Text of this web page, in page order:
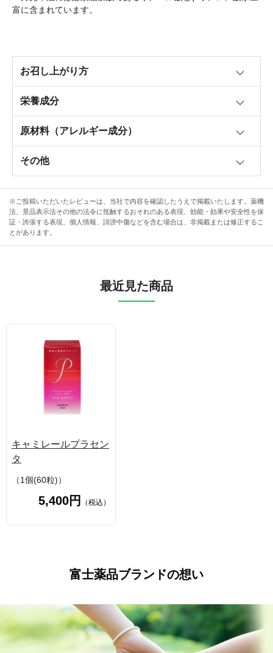
富に含まれています。
お召し上がり方
栄養成分
原材料（アレルギー成分）
その他
※ご投稿いただいたレビューは、当社で内容を確認したうえで掲載いたします。薬機
法、景品表示法その他の法令に抵触するおそれのある表現、効能・効果や安全性を保
証・誇張する表現、個人情報、誹謗中傷などを含む場合は、非掲載または修正するこ
とがあります。
最近見た商品
キャミレールプラセン
タ
（1個(60粒)）
5,400円 （税込）
富士薬品ブランドの想い